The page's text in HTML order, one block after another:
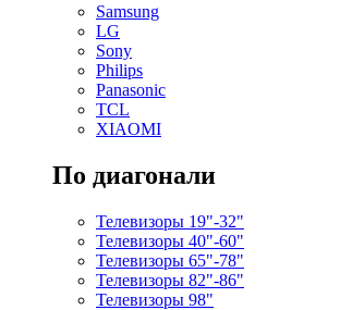
Samsung
LG
Sony
Philips
Panasonic
TCL
XIAOMI
По диагонали
Телевизоры 19"-32"
Телевизоры 40"-60"
Телевизоры 65"-78"
Телевизоры 82"-86"
Телевизоры 98"